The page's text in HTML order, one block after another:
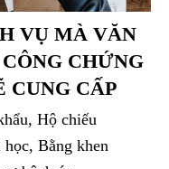
VỤ MÀ VĂN
CHỨNG
CẤP
Hộ chiếu
Bằng khen